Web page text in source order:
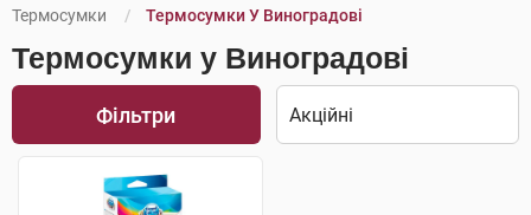
Термосумки
Термосумки У Виноградові
Термосумки у Виноградові
Фільтри